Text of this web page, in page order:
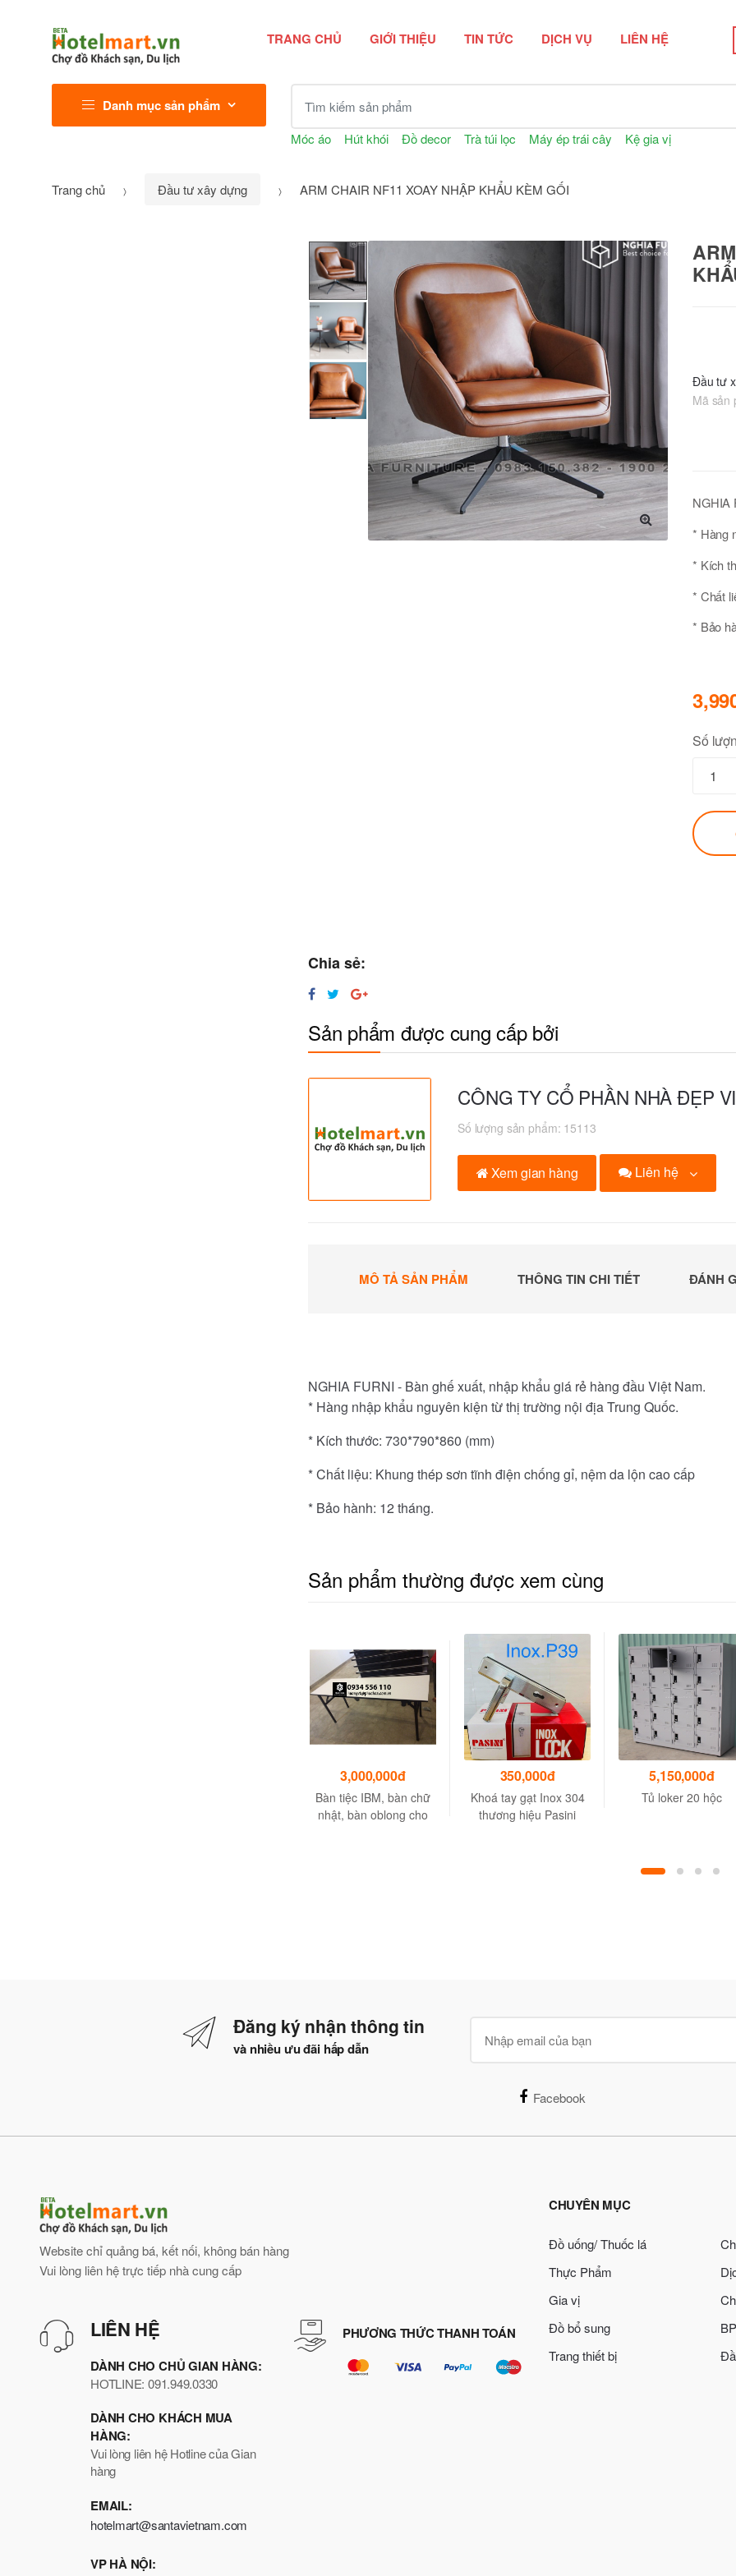
TRANG CHỦ GIỚI THIỆU TIN TỨC DỊCH VỤ LIÊN HỆ
Danh mục sản phẩm
Móc áo Hút khói Đồ decor Trà túi lọc Máy ép trái cây Kệ gia vị
Trang chủ Đầu tư xây dựng ARM CHAIR NF11 XOAY NHẬP KHẨU KÈM GỐI
🔍
Đầu tư
Mã sản
NGHIA
* Hàng
* Kích
* Chất
* Bảo
Số
Chia sẻ:
Sản phẩm được cung cấp bởi
CÔNG TY CỔ PHẦN NHÀ ĐẸP
Số lượng sản phẩm: 15113
Xem gian hàng Liên hệ
MÔ TẢ SẢN PHẨM THÔNG TIN CHI TIẾT ĐÁNH
NGHIA FURNI - Bàn ghế xuất, nhập khẩu giá rẻ hàng đầu Việt Nam.
* Hàng nhập khẩu nguyên kiện từ thị trường nội địa Trung Quốc.
* Kích thước: 730*790*860 (mm)
* Chất liệu: Khung thép sơn tĩnh điện chống gỉ, nệm da lộn cao cấp
* Bảo hành: 12 tháng.
Sản phẩm thường được xem cùng
3,000,000đ
Bàn tiệc IBM, bàn chữ
nhật, bàn oblong cho
350,000đ
Khoá tay gạt Inox 304
thương hiệu Pasini
5,150,000đ
Tủ loker 20 hộc
Đăng ký nhận thông tin
và nhiều ưu đãi hấp dẫn
Facebook
Website chỉ quảng bá, kết nối, không bán hàng
Vui lòng liên hệ trực tiếp nhà cung cấp
LIÊN HỆ
DÀNH CHO CHỦ GIAN HÀNG:
HOTLINE: 091.949.0330
DÀNH CHO KHÁCH MUA
HÀNG:
Vui lòng liên hệ Hotline của Gian
hàng
EMAIL:
hotelmart@santavietnam.com
VP HÀ NỘI:
PHƯƠNG THỨC THANH TOÁN
CHUYÊN MỤC
Đồ uống/ Thuốc lá
Thực Phẩm
Gia vị
Đồ bổ sung
Trang thiết bị